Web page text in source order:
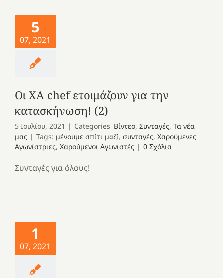
5
07, 2021
Οι ΧΑ chef ετοιμάζουν για την
κατασκήνωση! (2)
5 Ιουλίου, 2021 | Categories: Βίντεο, Συνταγές, Τα νέα
μας | Tags: μένουμε σπίτι μαζί, συνταγές, Χαρούμενες
Αγωνίστριες, Χαρούμενοι Αγωνιστές | 0 Σχόλια
Συνταγές για όλους!
1
07, 2021